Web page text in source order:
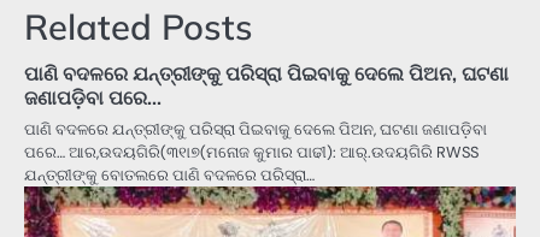
Related Posts
ପାଣି ବଦଳରେ ଯନ୍ତ୍ରୀଙ୍କୁ ପରିସ୍ରା ପିଇବାକୁ ଦେଲେ ପିଅନ, ଘଟଣା
ଜଣାପଡ଼ିବା ପରେ…
ପାଣି ବଦଳରେ ଯନ୍ତ୍ରୀଙ୍କୁ ପରିସ୍ରା ପିଇବାକୁ ଦେଲେ ପିଅନ, ଘଟଣା ଜଣାପଡ଼ିବା
ପରେ… ଆର,ଉଦୟଗିରି(୩୧ା୭(ମନୋଜ କୁମାର ପାଢୀ): ଆର୍‌.ଉଦୟଗିରି RWSS
ଯନ୍ତ୍ରୀଙ୍କୁ ବୋତଲରେ ପାଣି ବଦଳରେ ପରିସ୍ରା…